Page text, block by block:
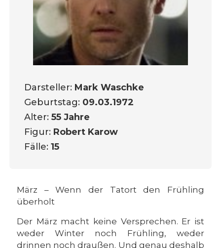
Darsteller: Mark Waschke
Geburtstag: 09.03.1972
Alter:55 Jahre
Figur: Robert Karow
Fälle:15
März – Wenn der Tatort den Frühling
überholt
Der März macht keine Versprechen. Er ist
weder Winter noch Frühling, weder
drinnen noch draußen. Und genau deshalb